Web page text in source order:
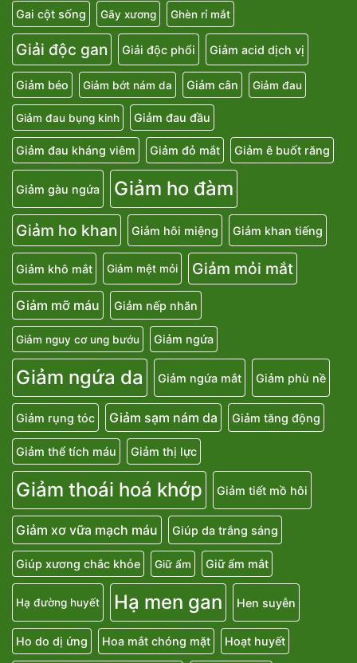
Gai cột sống Gãy xương Ghèn rỉ mắt
Giải độc gan Giải độc phổi Giảm acid dịch vị
Giảm béo Giảm bớt nám da Giảm cân Giảm đau
Giảm đau bụng kinh Giảm đau đầu
Giảm đau kháng viêm Giảm đỏ mắt Giảm ê buốt răng
Giảm gàu ngứa Giảm ho đàm
Giảm ho khan Giảm hôi miệng Giảm khan tiếng
Giảm khô mắt Giảm mệt mỏi Giảm mỏi mắt
Giảm mỡ máu Giảm nếp nhăn
Giảm nguy cơ ung bướu Giảm ngứa
Giảm ngứa da Giảm ngứa mắt Giảm phù nề
Giảm rụng tóc Giảm sạm nám da Giảm tăng động
Giảm thể tích máu Giảm thị lực
Giảm thoái hoá khớp Giảm tiết mồ hôi
Giảm xơ vữa mạch máu Giúp da trắng sáng
Giúp xương chắc khỏe Giữ ẩm Giữ ẩm mắt
Hạ đường huyết Hạ men gan Hen suyễn
Ho do dị ứng Hoa mắt chóng mặt Hoạt huyết